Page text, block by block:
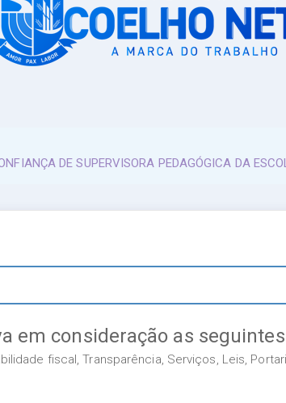
DE SUPERVISORA PEDAGÓGICA DA
em consideração as
fiscal, Transparência, Serviços, Leis,